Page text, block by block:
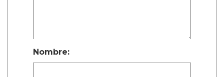
Nombre: